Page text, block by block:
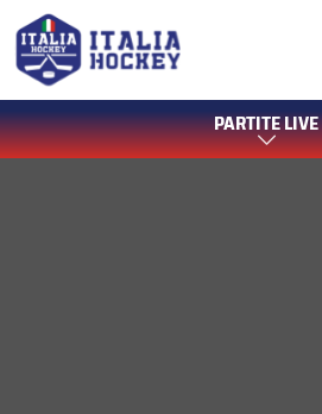
PARTITE LIVE